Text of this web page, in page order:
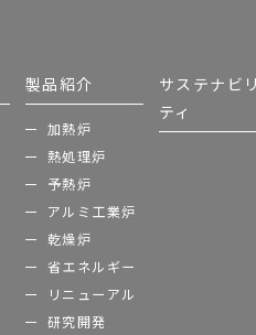
製品紹介
加熱炉
熱処理炉
予熱炉
アルミ工業炉
乾燥炉
省エネルギー
リニューアル
研究開発
サステナビリ
ティ